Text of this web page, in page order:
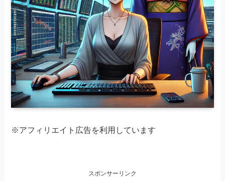
※アフィリエイト広告を利用しています
スポンサーリンク